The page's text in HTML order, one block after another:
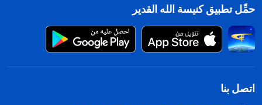
حمِّل تطبيق كنيسة الله القدير
اتصل بنا